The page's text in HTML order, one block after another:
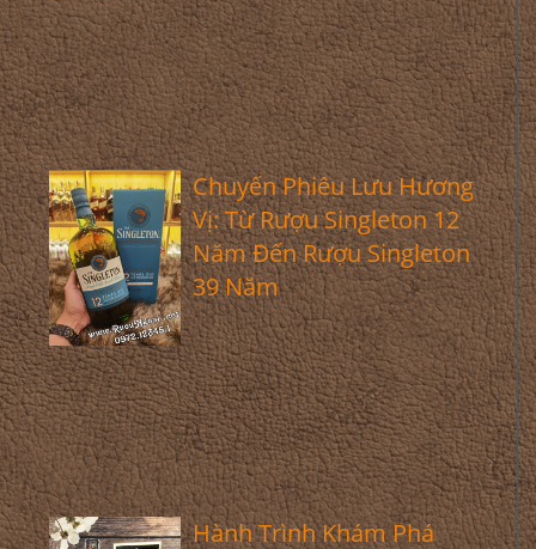
Chuyến Phiêu Lưu Hương
Vị: Từ Rượu Singleton 12
Năm Đến Rượu Singleton
39 Năm
Hành Trình Khám Phá